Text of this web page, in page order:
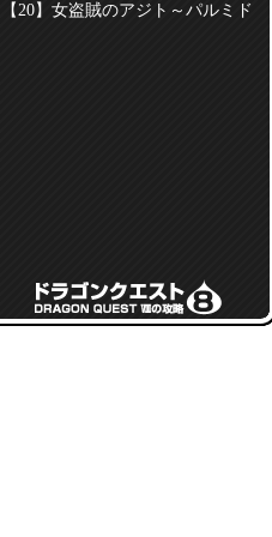
【20】女盗賊のアジト～パルミド